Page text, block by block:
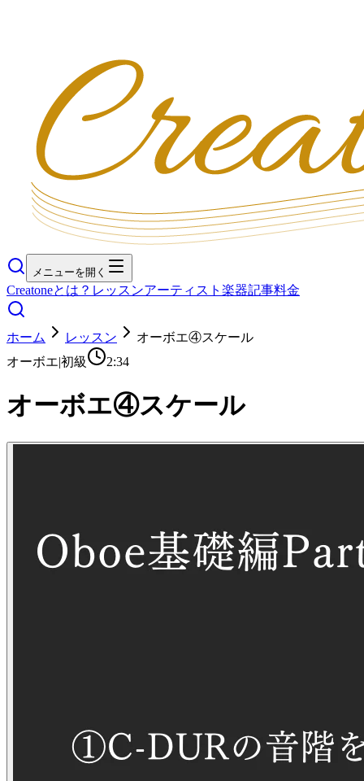
メニューを開く
Creatoneとは？ レッスンアーティスト 楽器記事料金
ホーム レッスン
オーボエ④スケール
オーボエ|初級 2:34
オーボエ④スケール